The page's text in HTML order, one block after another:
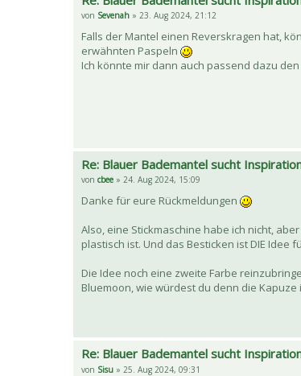
von Sevenah » 23. Aug 2024, 21:12
Falls der Mantel einen Reverskragen hat,
erwähnten Paspeln
Ich könnte mir dann auch passend dazu
Re: Blauer Bademantel sucht
von cbee » 24. Aug 2024, 15:09
Danke für eure Rückmeldungen
Also, eine Stickmaschine habe ich nicht,
plastisch ist. Und das Besticken ist DIE
Die Idee noch eine zweite Farbe
Bluemoon, wie würdest du denn die
Re: Blauer Bademantel sucht
von Sisu » 25. Aug 2024, 09:31